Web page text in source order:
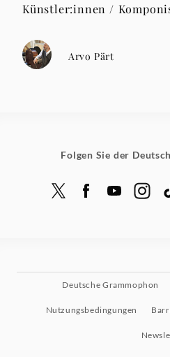
Künstler:innen /
Arvo Pärt
Folgen Sie der
Deutsche Grammophon
Nutzungsbedingungen